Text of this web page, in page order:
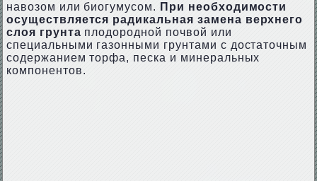
навозом или биогумусом. При необходимости
осуществляется радикальная замена верхнего
слоя грунта плодородной почвой или
специальными газонными грунтами с достаточным
содержанием торфа, песка и минеральных
компонентов.